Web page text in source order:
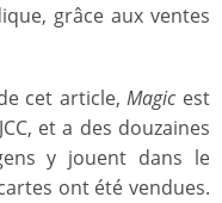
grâce aux ventes
cet article,Magicest
et a des douzaines
y jouent dans le
ont été vendues.